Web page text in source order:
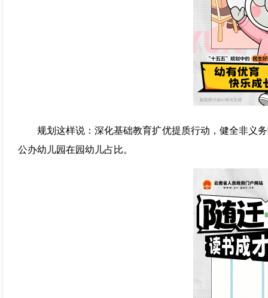
规划这样说：深化基础教育扩优提质行动，健全非义
公办幼儿园在园幼儿占比。